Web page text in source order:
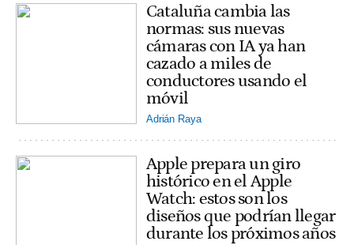
Cataluña cambia las
normas: sus nuevas
cámaras con IA ya han
cazado a miles de
conductores usando el
móvil
Adrián Raya
Apple prepara un giro
histórico en el Apple
Watch: estos son los
diseños que podrían llegar
durante los próximos años